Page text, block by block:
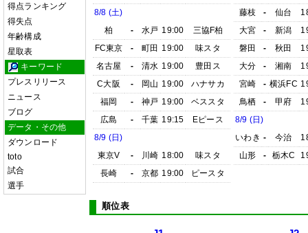
得点ランキング
得失点
年齢構成
星取表
キーワード
プレスリリース
ニュース
ブログ
データ・その他
ダウンロード
toto
試合
選手
8/8 (土)
柏
- 水戸 19:00
三協F柏
FC東京
- 町田 19:00
味スタ
名古屋
- 清水 19:00
豊田ス
C大阪
- 岡山 19:00
ハナサカ
福岡
- 神戸 19:00
ベススタ
広島
- 千葉 19:15
Eピース
8/9 (日)
東京V
- 川崎 18:00
味スタ
長崎
- 京都 19:00 ピースタ
藤枝
- 仙台
大宮
- 新潟
磐田
- 秋田
大分
- 湘南
宮崎
- 横浜FC
鳥栖
- 甲府
8/9 (日)
いわき - 今治
山形
- 栃木C
順位表